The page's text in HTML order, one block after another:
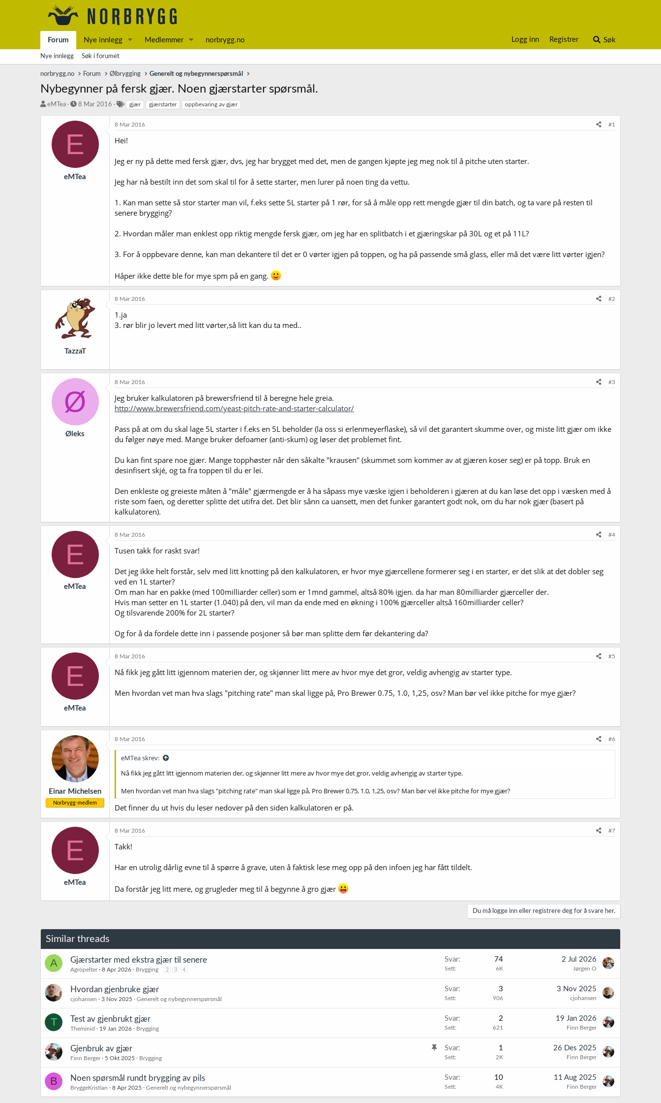
Forum Nye innlegg Medlemmer norbrygg.no Logg inn Registrer Søk
Nye innlegg Søk i forumet
norbrygg.no Forum Ølbrygging Generelt og nybegynnerspørsmål
Nybegynner på fersk gjær. Noen gjærstarter spørsmål.
T
eMTea
S
a
t
o
8 Mar 2016
k
d
gjær gjærstarter oppbevaring av gjær
E
eMTea
8 Mar 2016 #1
Hei!
Jeg er ny på dette med fersk gjær, dvs, jeg har brygget med det, men de gangen kjøpte jeg meg nok til å pitche uten starter.
Jeg har nå bestilt inn det som skal til for å sette starter, men lurer på noen ting da vettu.
1. Kan man sette så stor starter man vil, f.eks sette 5L starter på 1 rør, for så å måle opp rett mengde gjær til din batch, og ta vare på resten til
senere brygging?
2. Hvordan måler man enklest opp riktig mengde fersk gjær, om jeg har en splitbatch i et gjæringskar på 30L og et på 11L?
3. For å oppbevare denne, kan man dekantere til det er 0 vørter igjen på toppen, og ha på passende små glass, eller må det være litt vørter igjen?
Håper ikke dette ble for mye spm på en gang.
TazzaT
8 Mar 2016 #2
1.ja
3. rør blir jo levert med litt vørter,så litt kan du ta med..
Ø
Øleks
8 Mar 2016 #3
Jeg bruker kalkulatoren på brewersfriend til å beregne hele greia.
http://www.brewersfriend.com/yeast-pitch-rate-and-starter-calculator/
Pass på at om du skal lage 5L starter i f.eks en 5L beholder (la oss si erlenmeyerflaske), så vil det garantert skumme over, og miste litt gjær om ikke
du følger nøye med. Mange bruker defoamer (anti-skum) og løser det problemet fint.
Du kan fint spare noe gjær. Mange topphøster når den såkalte "krausen" (skummet som kommer av at gjæren koser seg) er på topp. Bruk en
desinfisert skjé, og ta fra toppen til du er lei.
Den enkleste og greieste måten å "måle" gjærmengde er å ha såpass mye væske igjen i beholderen i gjæren at du kan løse det opp i væsken med å
riste som faen, og deretter splitte det utifra det. Det blir sånn ca uansett, men det funker garantert godt nok, om du har nok gjær (basert på
kalkulatoren).
E
eMTea
8 Mar 2016 #4
Tusen takk for raskt svar!
Det jeg ikke helt forstår, selv med litt knotting på den kalkulatoren, er hvor mye gjærcellene formerer seg i en starter, er det slik at det dobler seg
ved en 1L starter?
Om man har en pakke (med 100milliarder celler) som er 1mnd gammel, altså 80% igjen. da har man 80milliarder gjærceller der.
Hvis man setter en 1L starter (1.040) på den, vil man da ende med en økning i 100% gjærceller altså 160milliarder celler?
Og tilsvarende 200% for 2L starter?
Og for å da fordele dette inn i passende posjoner så bør man splitte dem før dekantering da?
E
eMTea
8 Mar 2016 #5
Nå fikk jeg gått litt igjennom materien der, og skjønner litt mere av hvor mye det gror, veldig avhengig av starter type.
Men hvordan vet man hva slags "pitching rate" man skal ligge på, Pro Brewer 0.75, 1.0, 1,25, osv? Man bør vel ikke pitche for mye gjær?
Einar Michelsen
Norbrygg-medlem
8 Mar 2016 #6
eMTea skrev:
Nå fikk jeg gått litt igjennom materien der, og skjønner litt mere av hvor mye det gror, veldig avhengig av starter type.
Men hvordan vet man hva slags "pitching rate" man skal ligge på, Pro Brewer 0.75, 1.0, 1,25, osv? Man bør vel ikke pitche for mye gjær?
Det finner du ut hvis du leser nedover på den siden kalkulatoren er på.
E
eMTea
8 Mar 2016 #7
Takk!
Har en utrolig dårlig evne til å spørre å grave, uten å faktisk lese meg opp på den infoen jeg har fått tildelt.
Da forstår jeg litt mere, og grugleder meg til å begynne å gro gjær
Du må logge inn eller registrere deg for å svare her.
Similar threads
A Gjærstarter med ekstra gjær til senere
Agropelter 8 Apr 2026 Brygging 2 3 4
Svar 74
Sett 6K
2 Jul 2026
Jørgen O
Hvordan gjenbruke gjær
cjohansen 3 Nov 2025 Generelt og nybegynnerspørsmål
Svar 3
Sett 906
3 Nov 2025
cjohansen
T Test av gjenbrukt gjær
Theminid 19 Jan 2026 Brygging
Svar 2
Sett 621
19 Jan 2026
Finn Berger
K
r
Gjenbruk av gjær
Finn Berger 5 Okt 2025 Brygging
Svar 1
Sett 2K
26 Des 2025
Finn Berger
B Noen spørsmål rundt brygging av pils
BryggeKristian 8 Apr 2025 Generelt og nybegynnerspørsmål
Svar 10
Sett 4K
11 Aug 2025
Finn Berger